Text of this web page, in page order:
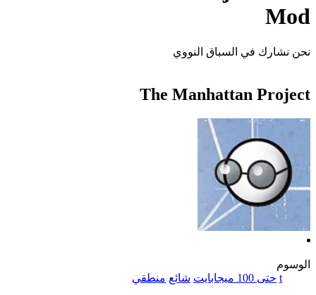
Mod
نحن نشارك في السباق النووي
The Manhattan Project
الوسوم
t حتى 100 ميجابايت شائع منطقي